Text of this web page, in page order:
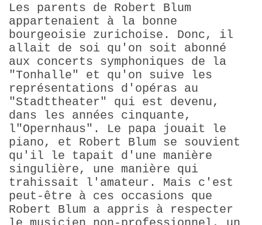
Les parents de Robert Blum
appartenaient à la bonne
bourgeoisie zurichoise. Donc, il
allait de soi qu'on soit abonné
aux concerts symphoniques de la
"Tonhalle" et qu'on suive les
représentations d'opéras au
"Stadttheater" qui est devenu,
dans les années cinquante,
l"Opernhaus". Le papa jouait le
piano, et Robert Blum se souvient
qu'il le tapait d'une manière
singulière, une manière qui
trahissait l'amateur. Mais c'est
peut-être à ces occasions que
Robert Blum a appris à respecter